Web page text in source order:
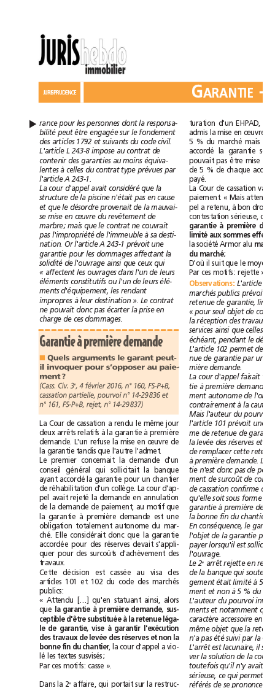
rance pour les personnes dont la responsa-
bilité peut être engagée sur le fondement
des articles1792 et suivants du code
civil.
L'article L 243-8 impose au contrat
de
c
ontenir des garanties au moins
équiva-
lentes à celles du contrat type prévues
par
l'articleA
243-1.
La
cour d'appel avait considéré que la
structure
de la piscine n'était pas en cause
et que le désordre provenait de la
mauvai-
se
mise en œuvre du revêtement
de
marbre;
mais que le contrat ne couvrait
pas l'impropriété de l'immeuble à sa
desti-
nation.
Or l'articleA 243-1 prévoit
une
garantie
pour les dommages affectant la
solidité de l'ouvrage ainsi que ceux qui
« affectent les ouvrages dans l'un de
leurs
éléments
constitutifs ou l'un de leurs
élé-
ments
d'équipement, les rendant
impropres à leur destination ». Le contrat
ne pouvait donc pas écarter la prise
en
charge
de ces dommages.
Garantieà première demande
Quels arguments le garant peut-
invoquer pour s’opposer au paie-
ment?
(Cass. Civ. 3e, 4février2016, n°160,
FS-P+B,
cassation
partielle, pourvoi n°14-29836
et
n°161,
FS-P+B, rejet, n°14-29837)
La Cour de cassation a rendu le même jour
deux arrêts relatifs à la garantie à
première
demande.
L'un refuse la mise en œuvre de
la garantie tandis que l'autre l'admet.
Le premier concernait la demande
d'un
qui sollicitait la
banque
ayant
accordé la garantie pour un chantier
de réhabilitation d'un collège. La cour d'ap-
avait rejeté la demande en
annulation
de la demande de paiement, au motif
que
la
garantie à première demande est
une
obligation
totalement autonome du mar-
ché. Elle considérait donc que la garantie
accordée pour des réserves devait
s'appli-
quer
pour des surcoûts d'achèvement
des
travaux.
Cette
décision est cassée au visa des
articles101 et102 du code des marchés
publics:
« Attendu qu'en statuant ainsi, alors
que la garantie à première demande,
sus-
ceptible
d'être substituée à la retenue
léga-
le
de garantie, vise à garantir
l'exécution
des
travaux de levée des réserves et non la
bonne
fin du chantier, la cour a vio-
lé les textes
susvisés;
Par
ces motifs: casse
Dans la 2e affaire, qui portait sur la restruc-
turation d'un
admis la mise en œuvre
5 % du marché mais
accordé
la garantie
p ouvait pas être mise
de 5 % de chaque
payé.
La Cour de cassation
paiement. « Mais
a à bon
contestation
garantie à première
limité aux sommes
la société Armor alu
du marché;
D'où
suit que le
Par ces motifs: rejette
Observations: L'article
marchés
publics prévoit
retenue
de
garantie,
«
pour seul objet
de
la
réception des
services
ainsi que
celles
échéant,
pendant le
L'article 102 permet
de
nue
de garantie par
mière
demande.
La
cour d'appel faisait
tie à première
ment autonome de
contrairementà la
Mais
l'auteur du
l'article 101 prévoit
une
me
de retenue de
la
levée des réserves et
de remplacer cette
à première
demande.
tie
n'est donc pas de
ment de surcoût
de
de
cassation confirme
qu'elle
soit sous forme
garantie à
première
la
bonne fin du
En
conséquence, le
l'objet de la garantie
payer
lorsqu'il est
l'ouvrage.
Le2e arrêt rejette
en
de la banque qui
gement était limité à 5
ment et non à 5 % du
L'auteur du pourvoi
ments et notamment
caractère
accessoire en
même
objet que la
n'a
pas été suivi par la
L'arrêt est lacunaire, il
ver la solution de la
toutefois
qu'il n'y avait
sérieuse,
ce qui
référés de se
G ARANTIE -
▲
JURISPRUDENCE